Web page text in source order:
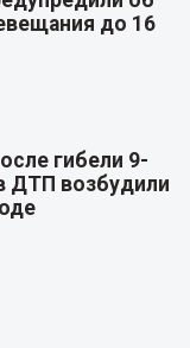
до 16
гибели 9-
ДТП возбудили